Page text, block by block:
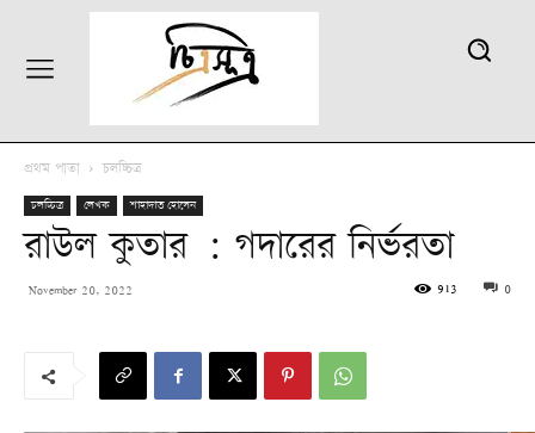
প্রথম পাতা চলচ্চিত্র
চলচ্চিত্র লেখক শাহাদাত হোসেন
রাউল কুতার : গদারের নির্ভরতা
November 20, 2022 0
913